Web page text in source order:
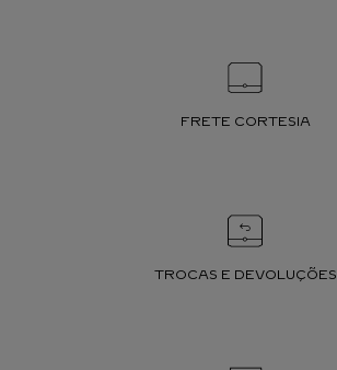
FRETE CORTESIA
TROCAS E DEVOLUÇÕES